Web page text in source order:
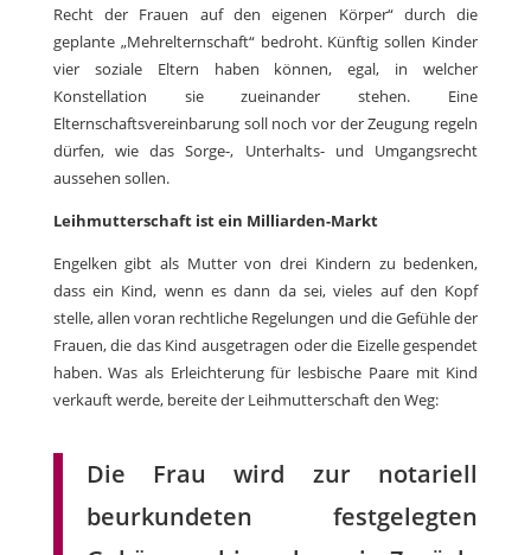
Recht der Frauen auf den eigenen Körper“ durch die
geplante „Mehrelternschaft“ bedroht. Künftig sollen Kinder
vier soziale Eltern haben können, egal, in welcher
Konstellation sie zueinander stehen. Eine
Elternschaftsvereinbarung soll noch vor der Zeugung regeln
dürfen, wie das Sorge-, Unterhalts- und Umgangsrecht
aussehen sollen.
Leihmutterschaft ist ein Milliarden-Markt
Engelken gibt als Mutter von drei Kindern zu bedenken,
dass ein Kind, wenn es dann da sei, vieles auf den Kopf
stelle, allen voran rechtliche Regelungen und die Gefühle der
Frauen, die das Kind ausgetragen oder die Eizelle gespendet
haben. Was als Erleichterung für lesbische Paare mit Kind
verkauft werde, bereite der Leihmutterschaft den Weg:
Die Frau wird zur notariell
beurkundeten festgelegten